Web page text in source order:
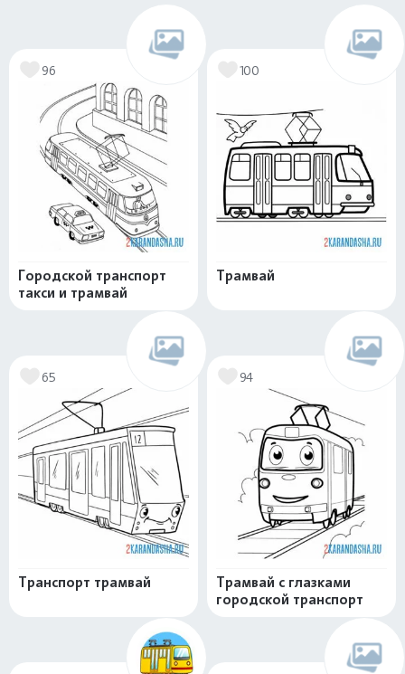
96
Городской транспорт
такси и трамвай
100
Трамвай
65
Транспорт трамвай
94
Трамвай с глазками
городской транспорт